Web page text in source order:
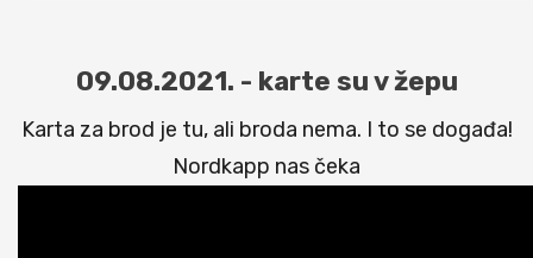
09.08.2021. - karte su v žepu
Karta za brod je tu, ali broda nema. I to se događa!
Nordkapp nas čeka